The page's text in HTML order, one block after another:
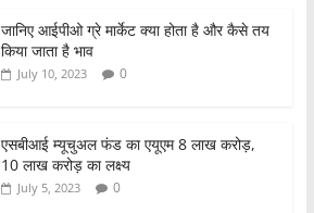
जानिए आईपीओ ग्रे मार्केट क्या होता है और कैसे तय
किया जाता है भाव
July 10, 2023 0
एसबीआई म्यूचुअल फंड का एयूएम 8 लाख करोड़,
10 लाख करोड़ का लक्ष्य
July 5, 2023 0